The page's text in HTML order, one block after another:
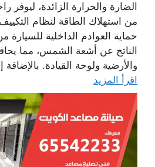
الضارة والحرارة الزائدة، ليوفر
من استهلاك الطاقة لنظام
حماية العوادم الداخلية للسيارة
الناتج عن أشعة الشمس، مما
والأرضية ولوحة القيادة.
اقرأ المزيد